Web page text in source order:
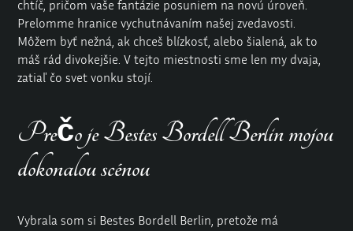
chtíč, pričom vaše fantázie posuniem na novú úroveň.
Prelomme hranice vychutnávaním našej zvedavosti.
Môžem byť nežná, ak chceš blízkosť, alebo šialená, ak to
máš rád divokejšie. V tejto miestnosti sme len my dvaja,
zatiaľ čo svet vonku stojí.
Prečo je Bestes Bordell Berlin mojou
dokonalou scénou
Vybrala som si Bestes Bordell Berlin, pretože má